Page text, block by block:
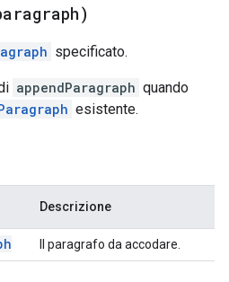
specificato.
appendParagraph quando
esistente.
Descrizione
Il paragrafo da accodare.